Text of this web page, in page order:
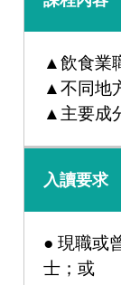
▲飲食業
▲不同地
▲主要成
入讀要求
● 現職或
士；或